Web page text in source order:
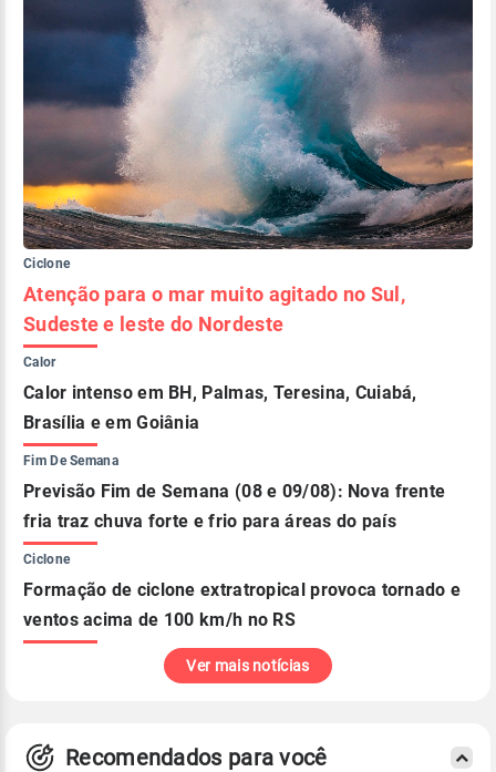
Ciclone
Atenção para o mar muito agitado no Sul,
Sudeste e leste do Nordeste
Calor
Calor intenso em BH, Palmas, Teresina, Cuiabá,
Brasília e em Goiânia
Fim De Semana
Previsão Fim de Semana (08 e 09/08): Nova frente
fria traz chuva forte e frio para áreas do país
Ciclone
Formação de ciclone extratropical provoca tornado e
ventos acima de 100 km/h no RS
Ver mais notícias
Recomendados para você